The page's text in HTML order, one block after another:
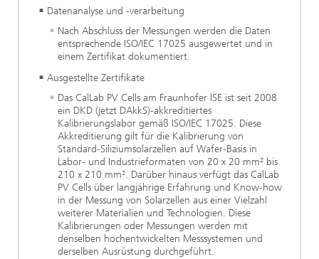
Datenanalyse und -verarbeitung
Nach Abschluss der Messungen werden die Daten
entsprechende ISO/IEC 17025 ausgewertet und in
einem Zertifikat dokumentiert.
Ausgestellte Zertifikate
Das CalLab PV Cells am Fraunhofer ISE ist seit 2008
ein DKD (jetzt DAkkS)-akkreditiertes
Kalibrierungslabor gemäß ISO/IEC 17025. Diese
Akkreditierung gilt für die Kalibrierung von
Standard-Siliziumsolarzellen auf Wafer-Basis in
Labor- und Industrieformaten von 20 x 20 mm² bis
210 x 210 mm². Darüber hinaus verfügt das CalLab
PV Cells über langjährige Erfahrung und Know-how
in der Messung von Solarzellen aus einer Vielzahl
weiterer Materialien und Technologien. Diese
Kalibrierungen oder Messungen werden mit
denselben hochentwickelten Messsystemen und
derselben Ausrüstung durchgeführt.